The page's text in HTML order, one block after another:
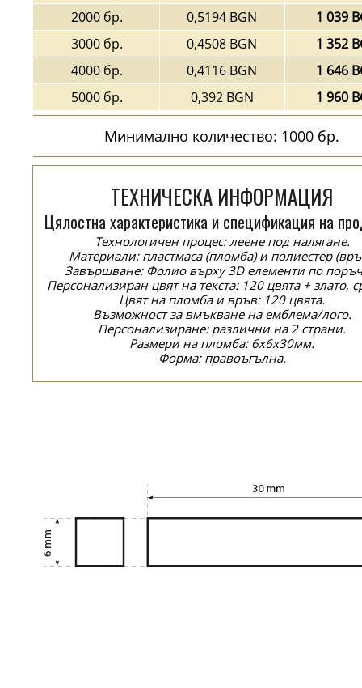
2000 бр.
0,5194 BGN
1 039
3000 бр.
0,4508 BGN
1 352
4000 бр.
0,4116 BGN
1 646
5000 бр.
0,392 BGN 1 960
Минимално количество: 1000 бр.
ТЕХНИЧЕСКА ИНФОРМАЦИЯ
Цялостна характеристика и спецификация на
Технологичен процес: леене под налягане.
Материали: пластмаса (пломба) и полиестер
Завършване: Фолио върху 3D елементи по
Персонализиран цвят на текста: 120 цвята + злато,
Цвят на пломба и връв: 120 цвята.
Възможност за вмъкване на емблема/лого.
Персонализиране: различни на 2 страни.
Размери на пломба: 6x6x30мм.
Форма: правоъгълна.